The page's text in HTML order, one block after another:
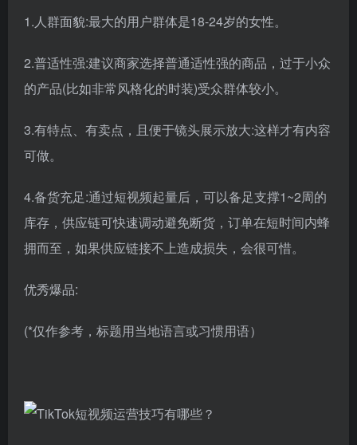
1.人群面貌:最大的用户群体是18-24岁的女性。
2.普适性强:建议商家选择普通适性强的商品，过于小众
的产品(比如非常风格化的时装)受众群体较小。
3.有特点、有卖点，且便于镜头展示放大:这样才有内容
可做。
4.备货充足:通过短视频起量后，可以备足支撑1~2周的
库存，供应链可快速调动避免断货，订单在短时间内蜂
拥而至，如果供应链接不上造成损失，会很可惜。
优秀爆品:
(*仅作参考，标题用当地语言或习惯用语）